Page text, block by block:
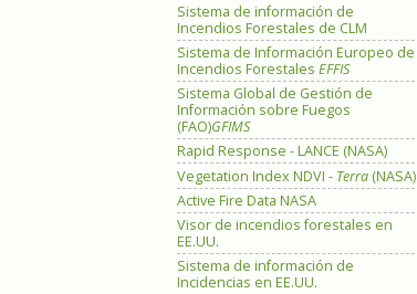
Sistema de información de
Incendios Forestales de CLM
Sistema de Información Europeo de
Incendios Forestales EFFIS
Sistema Global de Gestión de
Información sobre Fuegos
(FAO)GFIMS
Rapid Response - LANCE (NASA)
Vegetation Index NDVI - Terra (NASA)
Active Fire Data NASA
Visor de incendios forestales en
EE.UU.
Sistema de información de
Incidencias en EE.UU.